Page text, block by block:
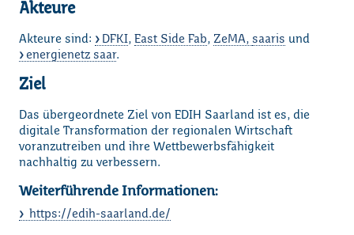
Akteure
Akteure sind: DFKI, East Side Fab,ZeMA, saaris und
energienetz saar.
Ziel
Das übergeordnete Ziel von EDIH Saarland ist es, die
digitale Transformation der regionalen Wirtschaft
voranzutreiben und ihre Wettbewerbsfähigkeit
nachhaltig zu verbessern.
Weiterführende Informationen:
https://edih-saarland.de/